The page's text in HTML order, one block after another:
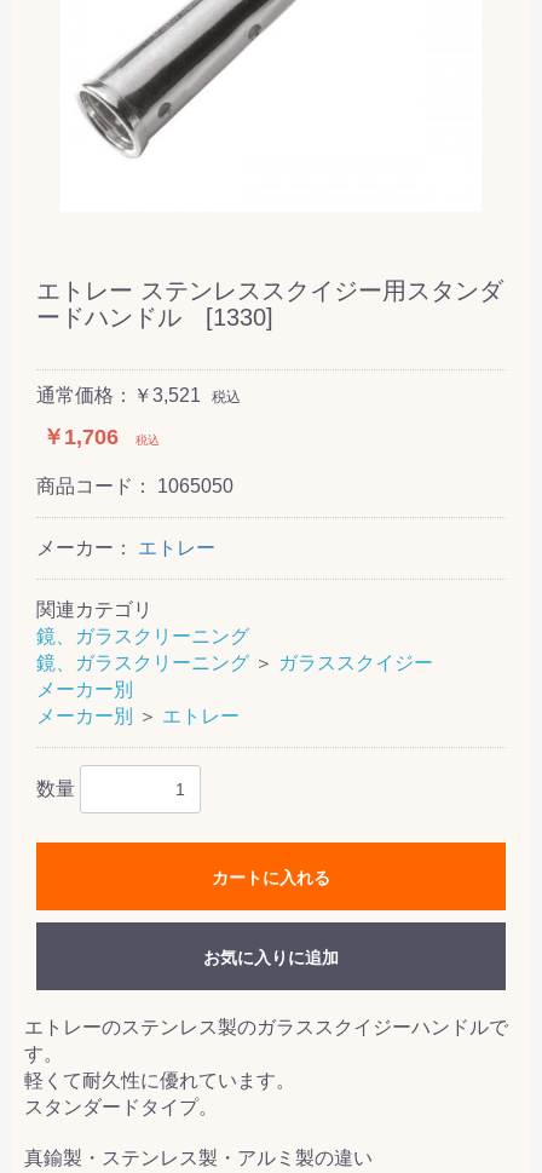
エトレー ステンレススクイジー用スタンダ
ードハンドル [1330]
通常価格：￥3,521 税込
￥1,706 税込
商品コード： 1065050
メーカー： エトレー
関連カテゴリ
鏡、ガラスクリーニング
鏡、ガラスクリーニング ＞ ガラススクイジー
メーカー別
メーカー別
＞ エトレー
数量
カートに入れる
お気に入りに追加
エトレーのステンレス製のガラススクイジーハンドルで
す。
軽くて耐久性に優れています。
スタンダードタイプ。
真鍮製・ステンレス製・アルミ製の違い